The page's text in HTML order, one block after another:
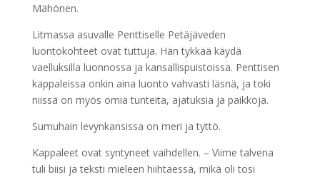
Mähönen.
Litmassa asuvalle Penttiselle Petäjäveden
luontokohteet ovat tuttuja. Hän tykkää käydä
vaelluksilla luonnossa ja kansallispuistoissa. Penttisen
kappaleissa onkin aina luonto vahvasti läsnä, ja toki
niissä on myös omia tunteita, ajatuksia ja paikkoja.
Sumuhain levynkansissa on meri ja tyttö.
Kappaleet ovat syntyneet vaihdellen. – Viime talvena
tuli biisi ja teksti mieleen hiihtäessä, mikä oli tosi